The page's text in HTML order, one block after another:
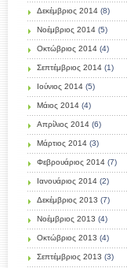
Δεκέμβριος 2014 (8)
Νοέμβριος 2014 (5)
Οκτώβριος 2014 (4)
Σεπτέμβριος 2014 (1)
Ιούνιος 2014 (5)
Μάιος 2014 (4)
Απρίλιος 2014 (6)
Μάρτιος 2014 (3)
Φεβρουάριος 2014 (7)
Ιανουάριος 2014 (2)
Δεκέμβριος 2013 (7)
Νοέμβριος 2013 (4)
Οκτώβριος 2013 (4)
Σεπτέμβριος 2013 (3)